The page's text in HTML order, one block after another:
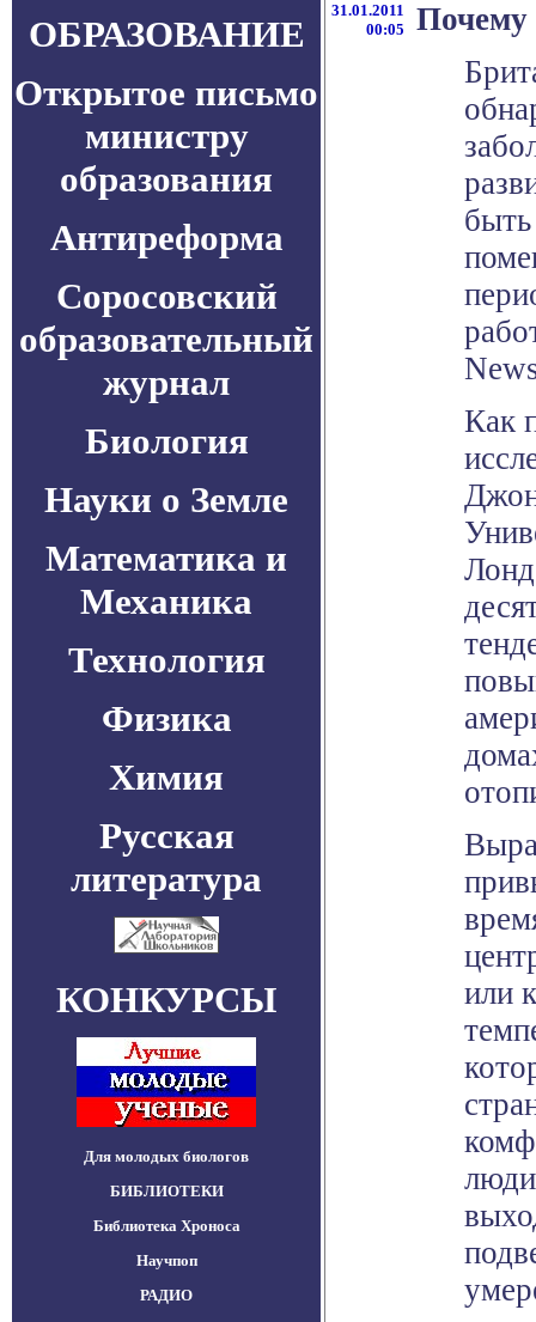
ОБРАЗОВАНИЕ
Открытое письмо
министру
образования
Антиреформа
Соросовский
образовательный
журнал
Биология
Науки о Земле
Математика и
Механика
Технология
Физика
Химия
Русская
литература
КОНКУРСЫ
Для молодых биологов
БИБЛИОТЕКИ
Библиотека Хроноса
Научпоп
РАДИО
31.01.2011
00:05
Как
или